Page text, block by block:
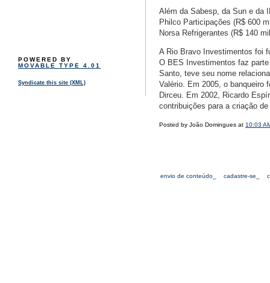
POWERED BY
MOVABLE TYPE 4.01
Syndicate this site (XML)
Além da Sabesp, da Sun e da
Philco Participações (R$ 600
Norsa Refrigerantes (R$ 140
A Rio Bravo Investimentos foi
O BES Investimentos faz
Santo, teve seu nome
Valério. Em 2005, o banqueiro
Dirceu. Em 2002, Ricardo
contribuições para a criação
Posted by João Domingues at 10:03
envio de conteúdo_ cadastre-se_